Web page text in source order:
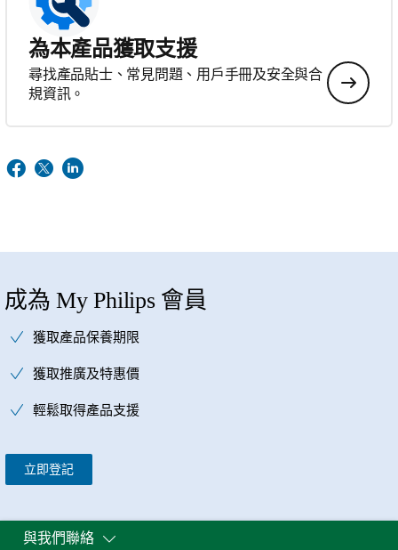
為本產品獲取支援
尋找產品貼士、常見問題、用戶手冊及安全與合
規資訊。
成為 My Philips 會員
獲取產品保養期限
獲取推廣及特惠價
輕鬆取得產品支援
立即登記
與我們聯絡